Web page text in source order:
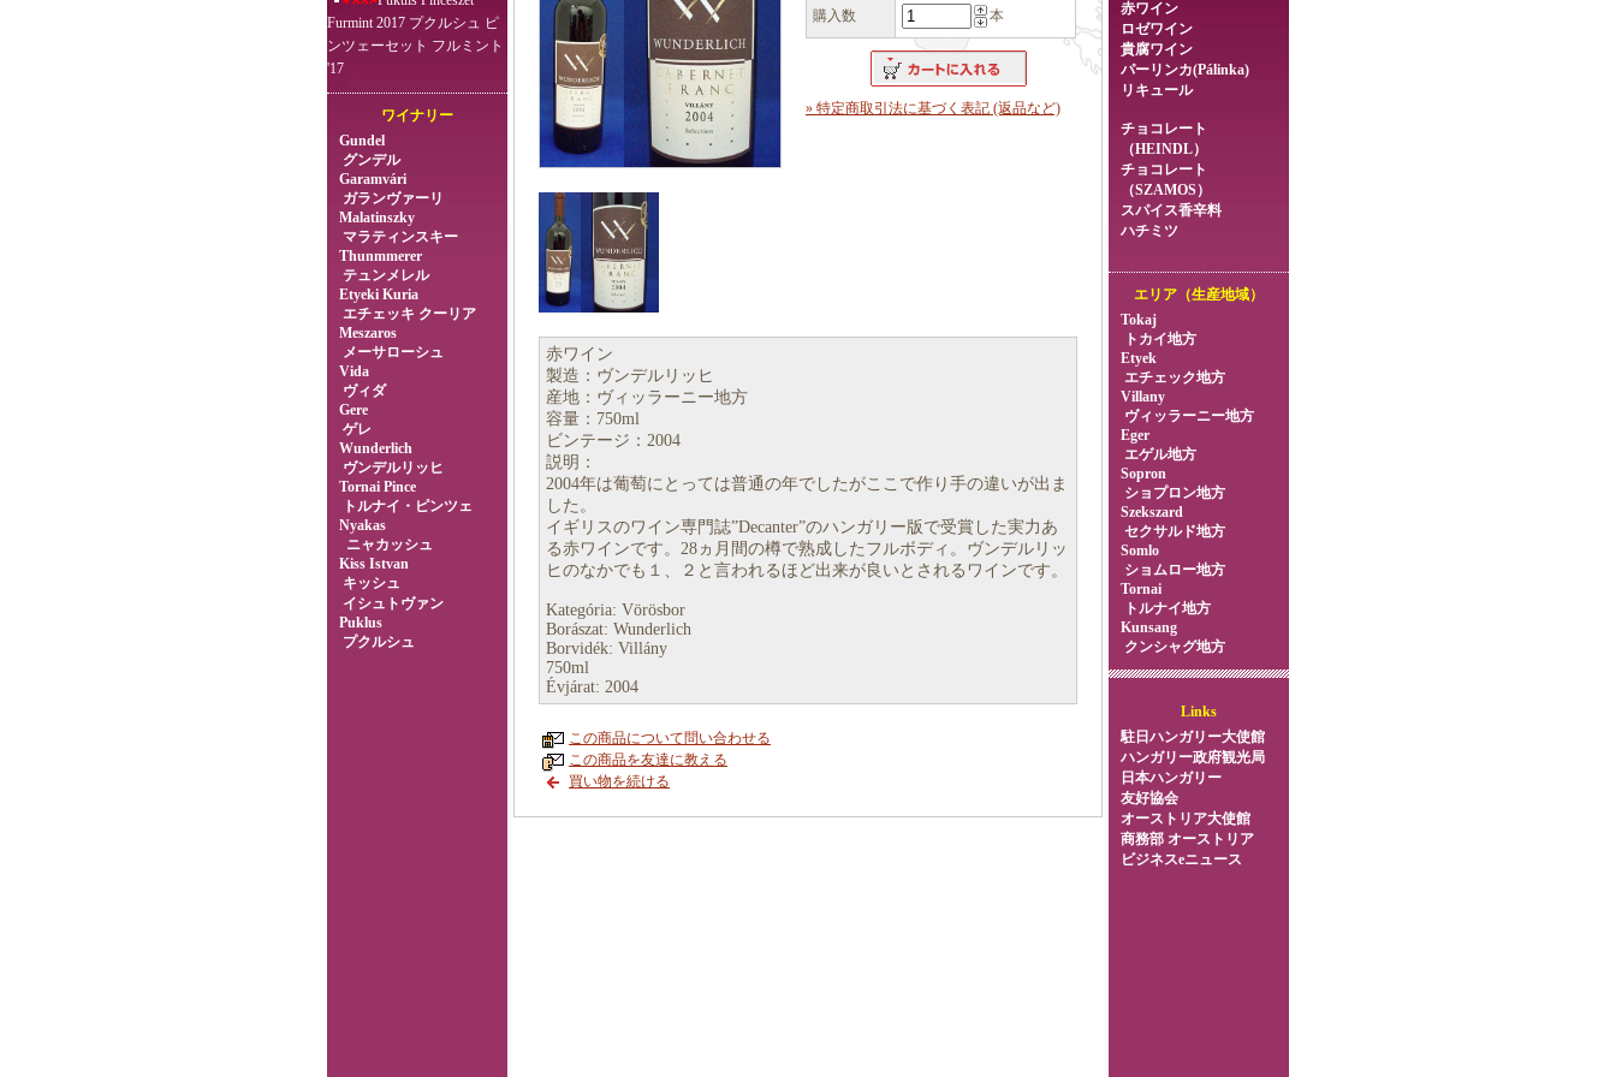
Furmint 2017 プクルシュ ピ
ンツェーセット フルミント
'17
ワイナリー
Gundel
グンデル
Garamvári
ガランヴァーリ
Malatinszky
マラティンスキー
Thunmmerer
テュンメレル
Etyeki Kuria
エチェッキ クーリア
Meszaros
メーサローシュ
Vida
ヴィダ
Gere
ゲレ
Wunderlich
ヴンデルリッヒ
Tornai Pince
トルナイ・ピンツェ
Nyakas
ニャカッシュ
Kiss Istvan
キッシュ
イシュトヴァン
Puklus
プクルシュ
購入数 本
» 特定商取引法に基づく表記 (返品など)
赤ワイン
製造：ヴンデルリッヒ
産地：ヴィッラーニー地方
容量：750ml
ビンテージ：2004
説明：
2004年は葡萄にとっては普通の年でしたがここで作り手の違いが出ま
した。
イギリスのワイン専門誌”Decanter”のハンガリー版で受賞した実力あ
る赤ワインです。28ヵ月間の樽で熟成したフルボディ。ヴンデルリッ
ヒのなかでも１、２と言われるほど出来が良いとされるワインです。
Kategória: Vörösbor
Borászat: Wunderlich
Borvidék: Villány
750ml
Évjárat: 2004
この商品について問い合わせる
この商品を友達に教える
買い物を続ける
赤ワイン
ロゼワイン
貴腐ワイン
パーリンカ(Pálinka)
リキュール
チョコレート
（HEINDL）
チョコレート
（SZAMOS）
スパイス香辛料
ハチミツ
エリア（生産地域）
Tokaj
トカイ地方
Etyek
エチェック地方
Villany
ヴィッラーニー地方
Eger
エゲル地方
Sopron
ショプロン地方
Szekszard
セクサルド地方
Somlo
ショムロー地方
Tornai
トルナイ地方
Kunsang
クンシャグ地方
Links
駐日ハンガリー大使館
ハンガリー政府観光局
日本ハンガリー
友好協会
オーストリア大使館
商務部 オーストリア
ビジネスeニュース